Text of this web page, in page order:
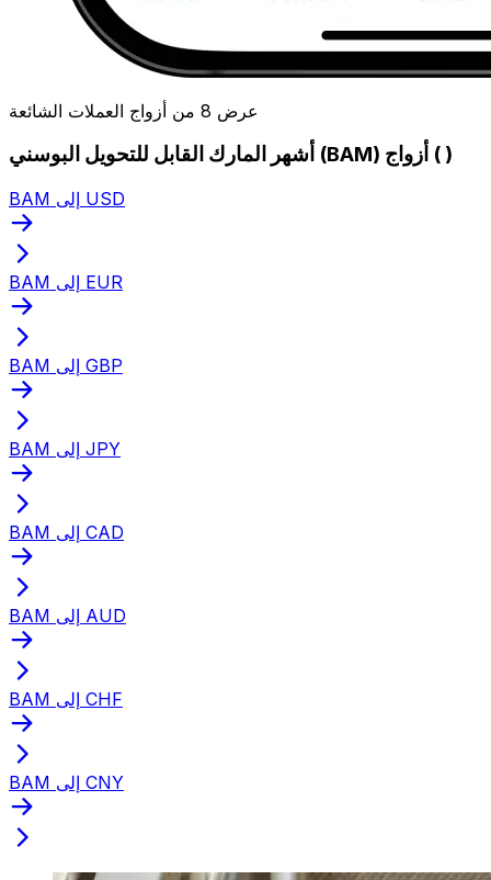
عرض 8 من أزواج العملات الشائعة
أشهر المارك القابل للتحويل البوسني (BAM) أزواج ( )
BAM إلى USD
BAM إلى EUR
BAM إلى GBP
BAM إلى JPY
BAM إلى CAD
BAM إلى AUD
BAM إلى CHF
BAM إلى CNY